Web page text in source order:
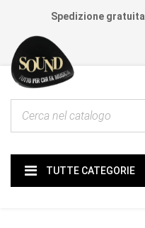
Spedizione gratuita
TUTTE CATEGORIE